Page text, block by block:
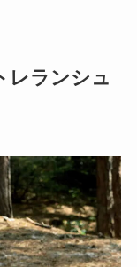
レランシュ